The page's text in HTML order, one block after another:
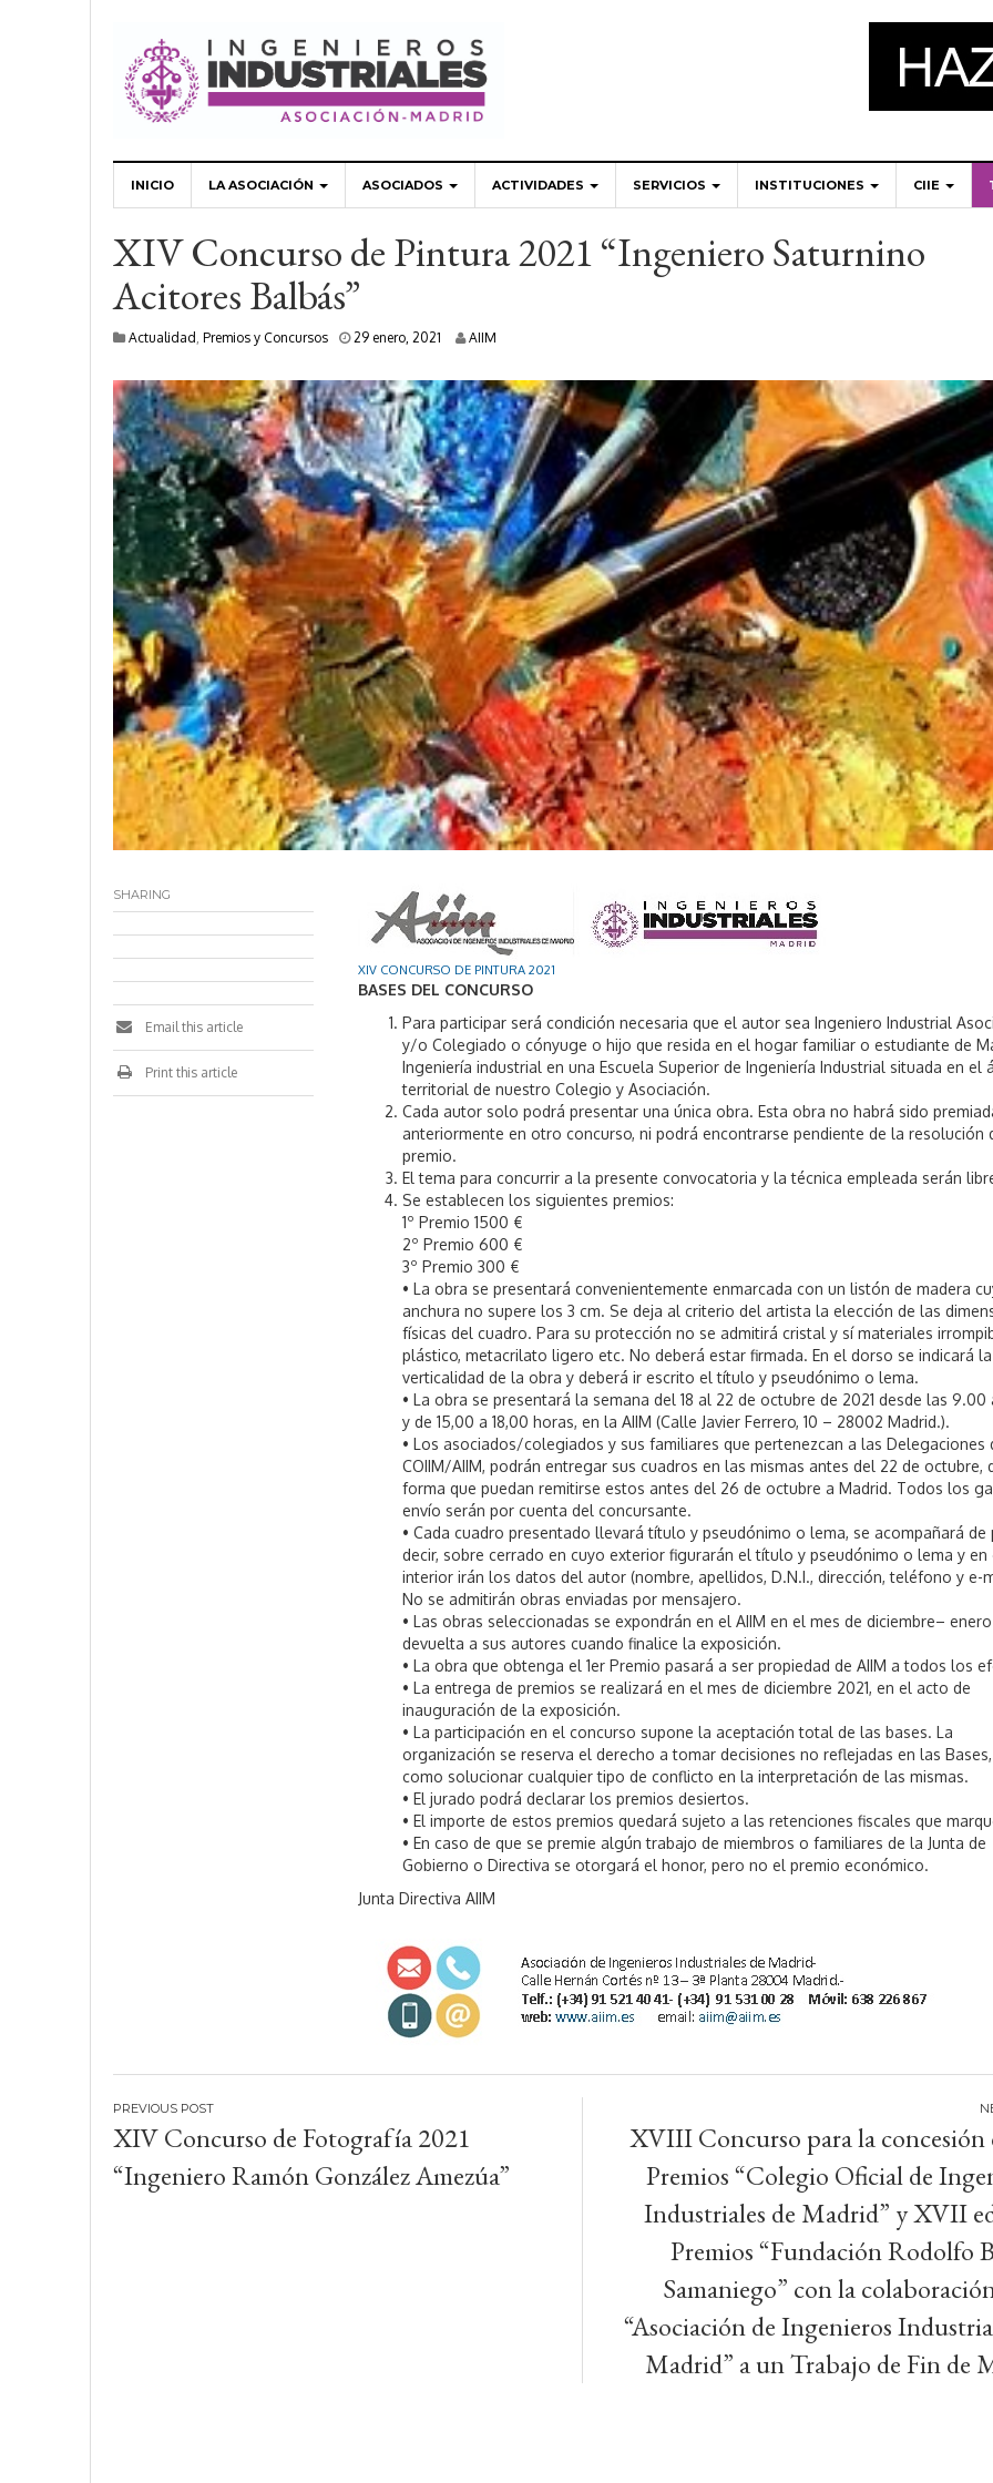
INICIO LA ASOCIACIÓN ASOCIADOS ACTIVIDADES SERVICIOS INSTITUCIONES CIIE
XIV Concurso de Pintura 2021 “Ingeniero Saturnino
Acitores Balbás”
Actualidad , Premios y Concursos 29 enero, 2021
p
t
i
e
m
b
r
e
,
2
0
2
1
AIIM
XIV CONCURSO DE PINTURA 2021
BASES DEL CONCURSO
Para participar será condición necesaria que el autor sea Ingeniero Industrial
y/o Colegiado o cónyuge o hijo que resida en el hogar familiar o estudiante de
Ingeniería industrial en una Escuela Superior de Ingeniería Industrial situada en el
territorial de nuestro Colegio y Asociación.
Cada autor solo podrá presentar una única obra. Esta obra no habrá sido
anteriormente en otro concurso, ni podrá encontrarse pendiente de la resolución
premio.
El tema para concurrir a la presente convocatoria y la técnica empleada serán
Se establecen los siguientes premios:
1º Premio 1500 €
2º Premio 600 €
3º Premio 300 €
• La obra se presentará convenientemente enmarcada con un listón de madera
anchura no supere los 3 cm. Se deja al criterio del artista la elección de las
físicas del cuadro. Para su protección no se admitirá cristal y sí materiales
plástico, metacrilato ligero etc. No deberá estar firmada. En el dorso se indicará la
verticalidad de la obra y deberá ir escrito el título y pseudónimo o lema.
• La obra se presentará la semana del 18 al 22 de octubre de 2021 desde las 9.00
y de 15,00 a 18,00 horas, en la AIIM (Calle Javier Ferrero, 10 – 28002 Madrid.).
• Los asociados/colegiados y sus familiares que pertenezcan a las Delegaciones
COIIM/AIIM, podrán entregar sus cuadros en las mismas antes del 22 de octubre,
forma que puedan remitirse estos antes del 26 de octubre a Madrid. Todos los
envío serán por cuenta del concursante.
• Cada cuadro presentado llevará título y pseudónimo o lema, se acompañará de
decir, sobre cerrado en cuyo exterior figurarán el título y pseudónimo o lema y en
interior irán los datos del autor (nombre, apellidos, D.N.I., dirección, teléfono y e-
No se admitirán obras enviadas por mensajero.
• Las obras seleccionadas se expondrán en el AIIM en el mes de diciembre–
devuelta a sus autores cuando finalice la exposición.
• La obra que obtenga el 1er Premio pasará a ser propiedad de AIIM a todos los
• La entrega de premios se realizará en el mes de diciembre 2021, en el acto de
inauguración de la exposición.
• La participación en el concurso supone la aceptación total de las bases. La
organización se reserva el derecho a tomar decisiones no reflejadas en las
como solucionar cualquier tipo de conflicto en la interpretación de las mismas.
• El jurado podrá declarar los premios desiertos.
• El importe de estos premios quedará sujeto a las retenciones fiscales que
• En caso de que se premie algún trabajo de miembros o familiares de la Junta de
Gobierno o Directiva se otorgará el honor, pero no el premio económico.
Junta Directiva AIIM
SHARING
Email this article
Print this article
Navegación
de
entradas
XIV Concurso de Fotografía 2021
“Ingeniero Ramón González Amezúa”
XVIII Concurso para la concesión
Premios “Colegio Oficial de
Industriales de Madrid” y XVII
Premios “Fundación Rodolfo
Samaniego” con la
“Asociación de Ingenieros
Madrid” a un Trabajo de Fin de